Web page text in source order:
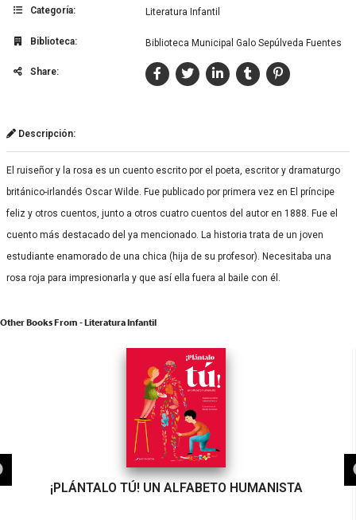
Categoría: Literatura Infantil
Biblioteca: Biblioteca Municipal Galo Sepúlveda Fuentes
Share:
Descripción:
El ruiseñor y la rosa es un cuento escrito por el poeta, escritor y dramaturgo
británico-irlandés Oscar Wilde. Fue publicado por primera vez en El príncipe
feliz y otros cuentos, junto a otros cuatro cuentos del autor en 1888. Fue el
cuento más destacado del ya mencionado. La historia trata de un joven
estudiante enamorado de una chica (hija de su profesor). Necesitaba una
rosa roja para impresionarla y que así ella fuera al baile con él.
Other Books From - Literatura Infantil
¡PLÁNTALO TÚ! UN ALFABETO HUMANISTA